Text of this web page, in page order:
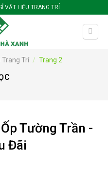
VẬT LIỆU TRANG TRÍ
Trang Trí / Trang 2
Tường Trần -
Đãi